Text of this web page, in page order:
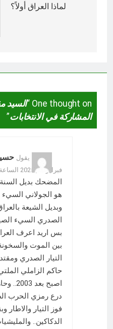
المقالات
لماذا العراق أولاً؟
One thought on “ السيد
المشاركة في الانتخابات”
يقول
فبراير 19, 2025 الساعة 10:02 م
المضحك بديل
هو الجولاني
وبديل الشيعة
الصدري السيء
بس اريد اعرف
بين الموت
التيار الصدري
حاكم الزاملي
اصبح
درع رمزي الحرب
فوز التيار والاطار
الدكاكين..